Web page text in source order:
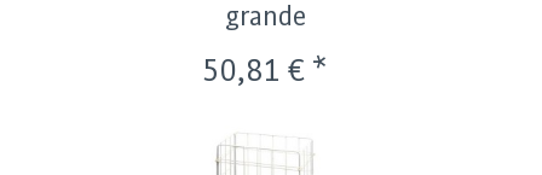
grande
50,81 € *